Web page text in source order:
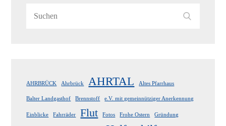
AHRBRÜCK Ahrbrück AHRTAL Altes Pfarrhaus
Balter Landgasthof Brennstoff e.V. mit gemeinnütziger Anerkennung
Einblicke Fahrräder Flut Fotos Frohe Ostern Gründung